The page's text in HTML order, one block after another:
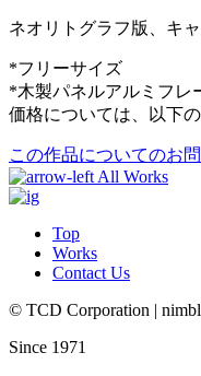
ネオリトグラフ版、キ
*フリーサイズ
*木製パネルアルミフレ
価格については、以下
この作品についてのお
All Works
Top
Works
Contact Us
© TCD Corporation |
Since 1971